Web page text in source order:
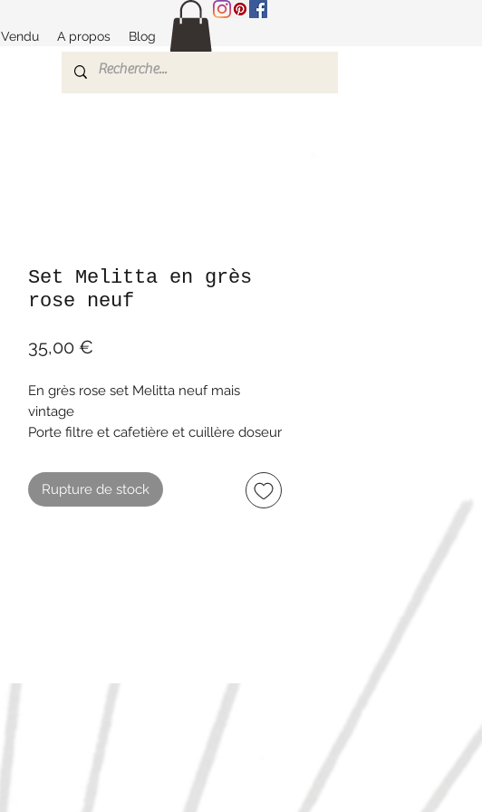
Vendu A propos Blog
Set Melitta en grès
rose neuf
35,00 €
En grès rose set Melitta neuf mais
vintage
Porte filtre et cafetière et cuillère doseur
Rupture de stock